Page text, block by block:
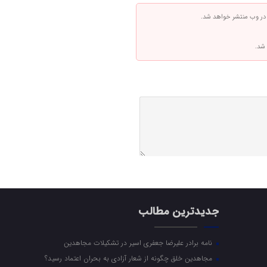
در وب منتشر خواهد شد.
شد.
جدیدترین مطالب
نامه برادر علیرضا جعفری اسیر در تشکیلات مجاهدین
مجاهدین خلق چگونه از شعار آزادی به بحران اعتماد رسید؟